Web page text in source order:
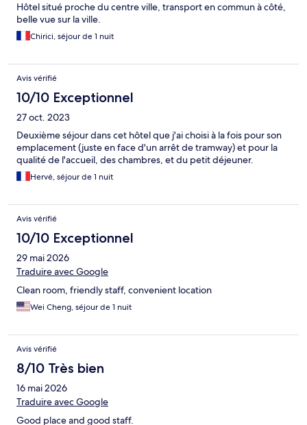
Hôtel situé proche du centre ville, transport en commun à côté,
belle vue sur la ville.
Chirici, séjour de 1 nuit
Avis vérifié
10/10 Exceptionnel
27 oct. 2023
Deuxième séjour dans cet hôtel que j'ai choisi à la fois pour son
emplacement (juste en face d'un arrêt de tramway) et pour la
qualité de l'accueil, des chambres, et du petit déjeuner.
Hervé, séjour de 1 nuit
Avis vérifié
10/10 Exceptionnel
29 mai 2026
Traduire avec Google
Clean room, friendly staff, convenient location
Wei Cheng, séjour de 1 nuit
Avis vérifié
8/10 Très bien
16 mai 2026
Traduire avec Google
Good place and good staff.